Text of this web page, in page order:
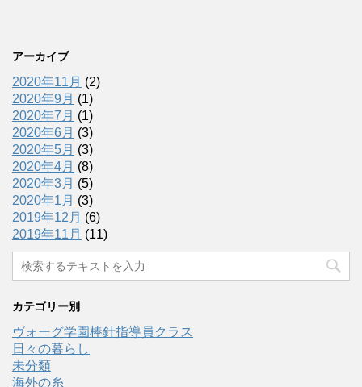
アーカイブ
2020年11月 (2)
2020年9月 (1)
2020年7月 (1)
2020年6月 (3)
2020年5月 (3)
2020年4月 (8)
2020年3月 (5)
2020年1月 (3)
2019年12月 (6)
2019年11月 (11)
カテゴリー別
ヴォーグ学園棒針指導員クラス
日々の暮らし
未分類
海外の糸